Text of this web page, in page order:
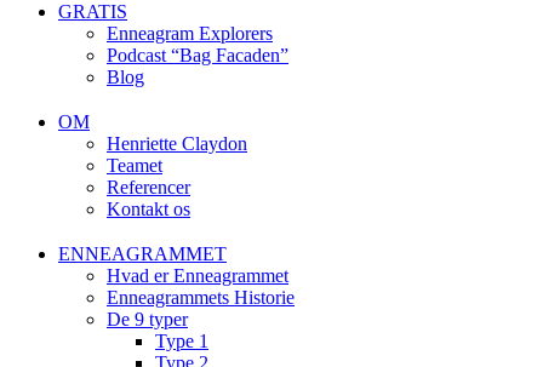
GRATIS
Enneagram Explorers
Podcast “Bag Facaden”
Blog
OM
Henriette Claydon
Teamet
Referencer
Kontakt os
ENNEAGRAMMET
Hvad er Enneagrammet
Enneagrammets Historie
De 9 typer
Type 1
Type 2